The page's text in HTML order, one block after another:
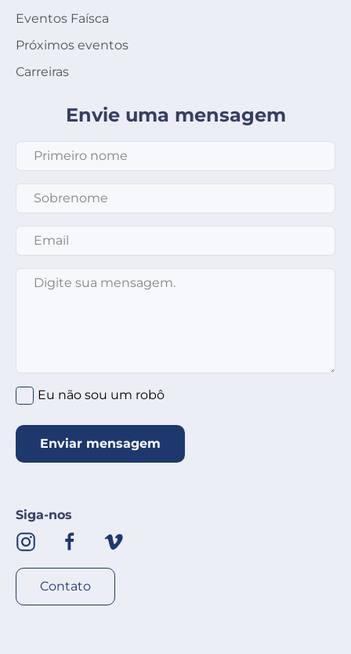
Eventos Faísca
Próximos eventos
Carreiras
Envie uma mensagem
Primeiro nome
Sobrenome
Email
Mensagem
Clique no círculo abaixo *
Eu não sou um robô
Enviar mensagem
Siga-nos
Contato